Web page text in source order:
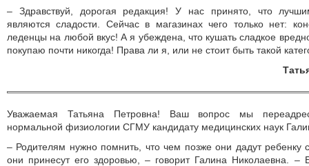
– Здравствуй, дорогая редакция! У нас принято, что
являются сладости. Сейчас в магазинах чего только нет:
леденцы на любой вкус! А я убеждена, что кушать сладкое
покупаю почти никогда! Права ли я, или не стоит быть такой
Уважаемая Татьяна Петровна! Ваш вопрос мы
нормальной физиологии СГМУ кандидату медицинских наук
– Родителям нужно помнить, что чем позже они дадут ребенку
они принесут его здоровью, – говорит Галина Николаевна. –